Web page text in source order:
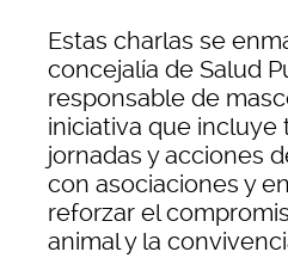
Estas charlas se
concejalía de Salud
responsable de
iniciativa que incluye
jornadas y acciones
con asociaciones y
reforzar el
animal y la